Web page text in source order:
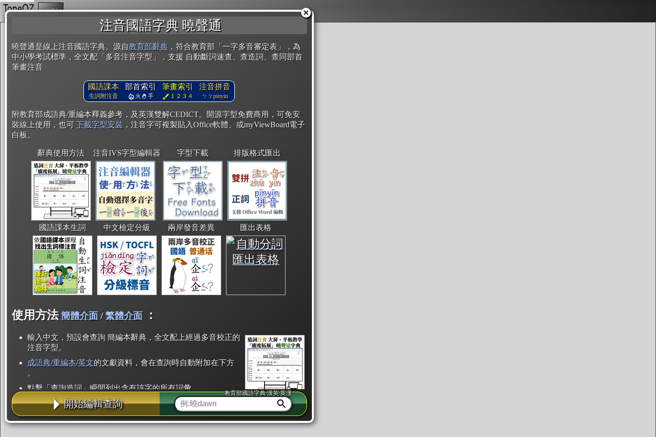
注音國語字典 曉聲通
曉聲通是線上注音國語字典。源自教育部辭典 ，符合教育部「一字多音審定表」，為
中小學考試標準，全文配「多音注音字型」，支援 自動斷詞速查、查造詞、查同部首
筆畫注音
國語課本
生詞附注音
部首索引
火 手
筆畫索引
１２３４
注音拼音
ㄅㄆpinyin
附教育部成語典/重編本釋義參考，及英漢雙解CEDICT。開源字型免費商用，可免安
裝線上使用，也可 下載字型安裝 ，注音字可複製貼入Office軟體、或myViewBoard電子
白板。
辭典使用方法 注音IVS字型編輯器 字型下載 排版格式匯出
國語課本生詞 中文檢定分級 兩岸發音差異 匯出表格
使用方法 簡體介面/繁體介面 ：
輸入中文，預設會查詢 簡編本辭典，全文配上經過多音校正的
注音字型。
成語典/重編本/英文的文獻資料，會在查詢時自動附加在下方
。
點擊「查詢造詞」瞬間列出含有該字的所有詞彙。
點「部首」瞬間列出所有「同部首字」。也支援查詢「同注音」或「同筆畫」。
辭典解釋的全文都經過自動斷詞，點擊便可瞬間「連續查詢」此字詞的解釋，不
用手動重複輸入。
開始編輯查詢
教育部國語字典·漢英·英漢
複製